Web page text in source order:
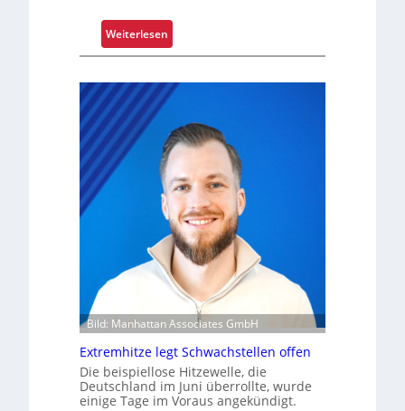
a
s
e
n
m
o
d
e
r
n
i
s
i
r
t
Weiterlesen
R
t
o
f
i
t
i
c
h
e
t
Z
u
v
e
Bild: Manhattan Associates GmbH
Extremhitze legt Schwachstellen offen
Die beispiellose Hitzewelle, die
Deutschland im Juni überrollte, wurde
einige Tage im Voraus angekündigt.